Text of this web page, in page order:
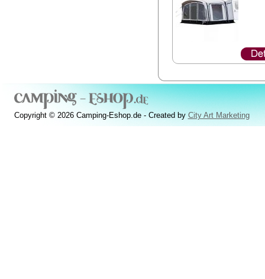
Copyright © 2026 Camping-Eshop.de - Created by City Art Marketing